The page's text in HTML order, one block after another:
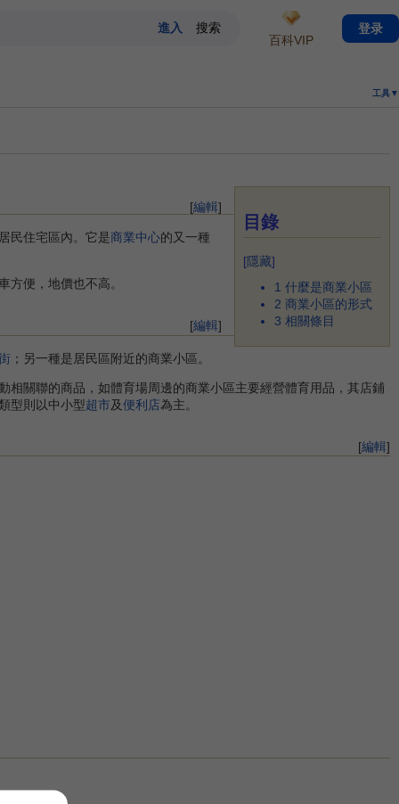
工具▼
目錄
[隱藏]
1 什麼是商業小區
2 商業小區的形式
3 相關條目
[編輯]
民住宅區內。它是商業中心的又一種
便，地價也不高。
[編輯]
；另一種是居民區附近的商業小區。
關聯的商品，如體育場周邊的商業小區主要經營體育用品，其店鋪
型則以中小型超市及便利店為主。
[編輯]
百科VIP
登录